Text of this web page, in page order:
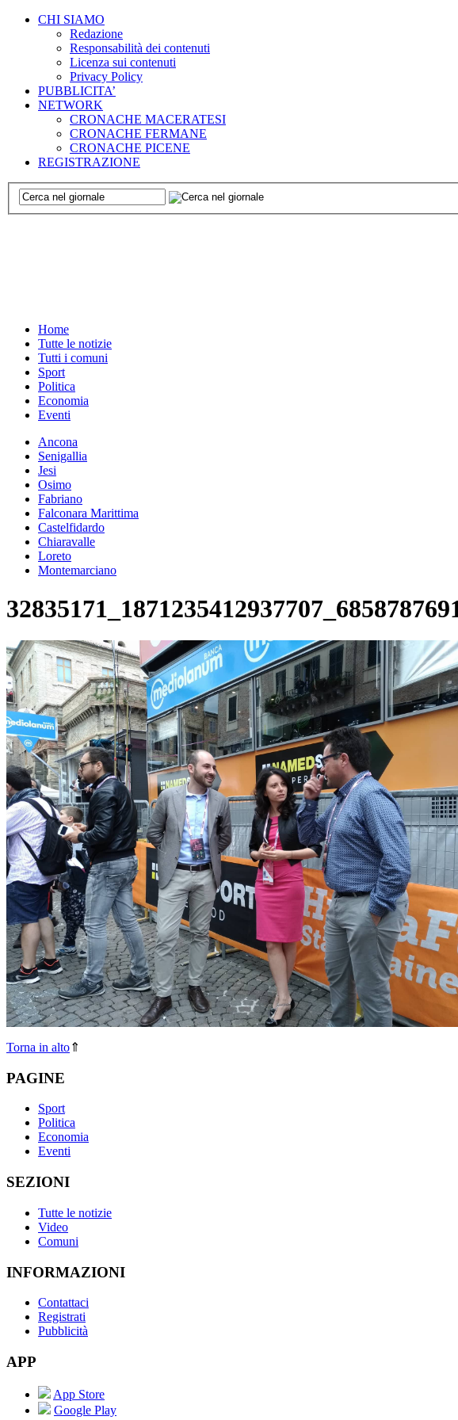
CHI SIAMO
Redazione
Responsabilità dei contenuti
Licenza sui contenuti
Privacy Policy
PUBBLICITA’
NETWORK
CRONACHE MACERATESI
CRONACHE FERMANE
CRONACHE PICENE
REGISTRAZIONE
Home
Tutte le notizie
Tutti i comuni
Sport
Politica
Economia
Eventi
Ancona
Senigallia
Jesi
Osimo
Fabriano
Falconara Marittima
Castelfidardo
Chiaravalle
Loreto
Montemarciano
Torna in alto⇑
PAGINE
Sport
Politica
Economia
Eventi
SEZIONI
Tutte le notizie
Video
Comuni
INFORMAZIONI
Contattaci
Registrati
Pubblicità
APP
App Store
Google Play